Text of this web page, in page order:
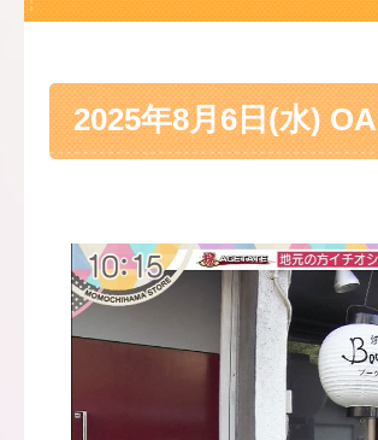
2025年8月6日(水) OA